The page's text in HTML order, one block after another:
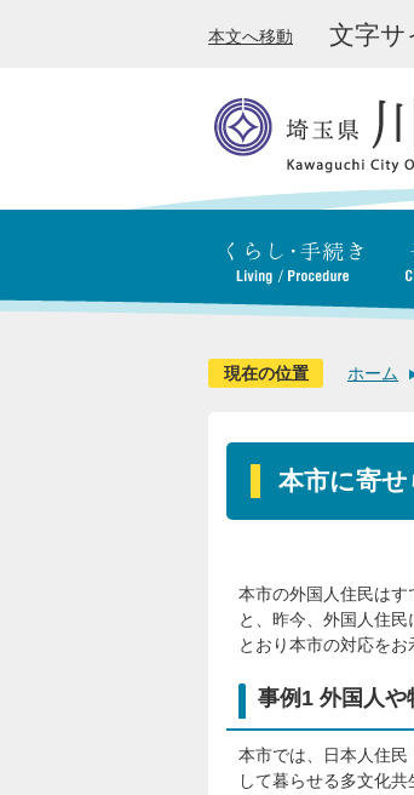
本文へ移動 文字サ
現在の位置 ホーム
本市に寄
本市の外国人住民は
と、昨今、外国人住
とおり本市の対応をお
事例1 外国人や
本市では、日本人住
して暮らせる多文化共